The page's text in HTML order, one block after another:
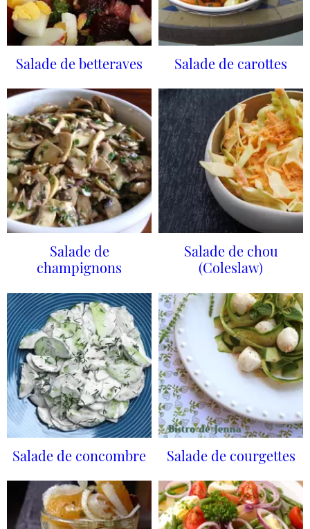
Salade de betteraves Salade de carottes
Salade de
champignons
Salade de chou
(Coleslaw)
Salade de concombre Salade de courgettes